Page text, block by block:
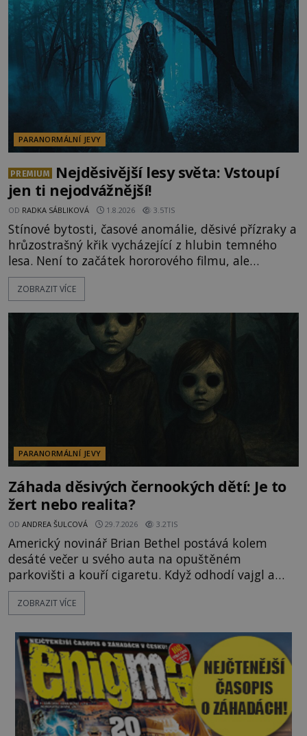
lokality vykazují nápadně podobná svědectví po
celé generace. A právě tato opakující se svědectví
PARANORMÁLNÍ JEVY
PREMIUM
Nejděsivější lesy světa: Vstoupí
jen ti nejodvážnější!
OD RADKA SÁBLIKOVÁ 1.8.2026 3.5TIS
Stínové bytosti, časové anomálie, děsivé přízraky a
hrůzostrašný křik vycházející z hlubin temného
lesa. Není to začátek hororového filmu, ale
události, které popisují návštěvníci lesů, které jsou
označovány jako nejděsivější na světě. Lidé bydlící
vyhýbají! Už jste o těchto lesích slyšeli? A odvážili
byste se je navštívit? [gallery ids="17
ZOBRAZIT VÍCE
PARANORMÁLNÍ JEVY
Záhada děsivých černookých dětí: Je to
žert nebo realita?
OD ANDREA ŠULCOVÁ 29.7.2026 3.2TIS
Americký novinář Brian Bethel postává kolem
desáté večer u svého auta na opuštěném
parkovišti a kouří cigaretu. Když odhodí vajgl a
chystá se nastoupit do auta, přijdou k němu dva
mladí chlapci, kterým může být okolo 14 let.
pouhých několik minut od tohoto parkoviště,“
zeptá se suverénně jeden z nich. P
ZOBRAZIT VÍCE